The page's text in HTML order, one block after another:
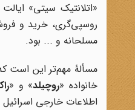
«اتلانتیک سیتی»
روسپی‌گری، خرید و
مسلحانه و ... بود.
مسألۀ مهم‌تر این است
خانواده «روچیلد» و «
اطلاعات خارجی